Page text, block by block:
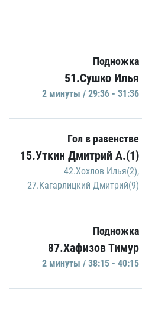
Подножка
51.Сушко Илья
2 минуты / 29:36 - 31:36
Гол в равенстве
15.Уткин Дмитрий А.(1)
42.Хохлов Илья(2),
27.Кагарлицкий Дмитрий(9)
Подножка
87.Хафизов Тимур
2 минуты / 38:15 - 40:15